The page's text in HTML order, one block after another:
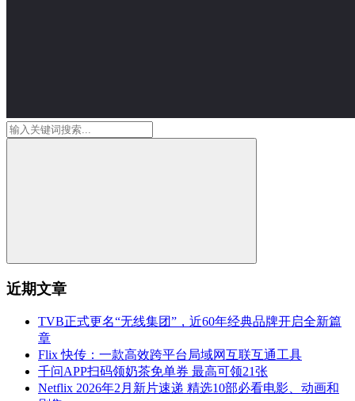
近期文章
TVB正式更名“无线集团”，近60年经典品牌开启全新篇
章
Flix 快传：一款高效跨平台局域网互联互通工具
千问APP扫码领奶茶免单券 最高可领21张
Netflix 2026年2月新片速递 精选10部必看电影、动画和